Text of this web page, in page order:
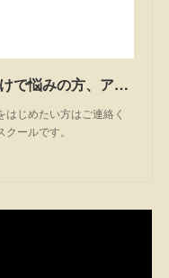
永田ドッグスクール | 犬のしつけで悩みの方、アジリティーを始めたい方は一度ご相談ください。私たちは茨城県笠間市のドッグスクールです。
じめたい方はご連絡く
ールです。